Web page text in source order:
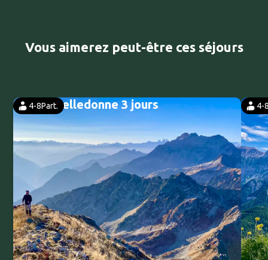
Vous aimerez peut-être ces séjours
Trek Belledonne 3 jours
4-8Part. 4-